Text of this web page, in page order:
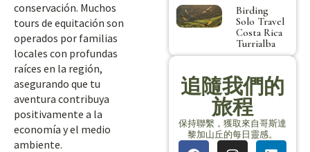
conservación. Muchos
tours de equitación son
operados por familias
locales con profundas
raíces en la región,
asegurando que tu
aventura contribuya
positivamente a la
economía y el medio
ambiente.
Birding
Solo Travel
Costa Rica
Turrialba
追隨我們的
旅程
保持聯繫，獲取來自哥斯達
黎加山丘的每日靈感。